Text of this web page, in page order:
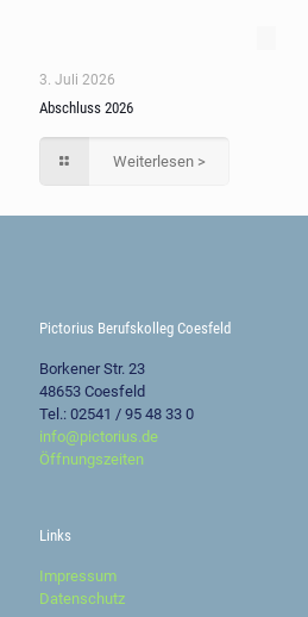
3. Juli 2026
Abschluss 2026
Weiterlesen >
Pictorius Berufskolleg Coesfeld
Borkener Str. 23
48653 Coesfeld
Tel.: 02541 / 95 48 33 0
info@pictorius.de
Öffnungszeiten
Links
Impressum
Datenschutz